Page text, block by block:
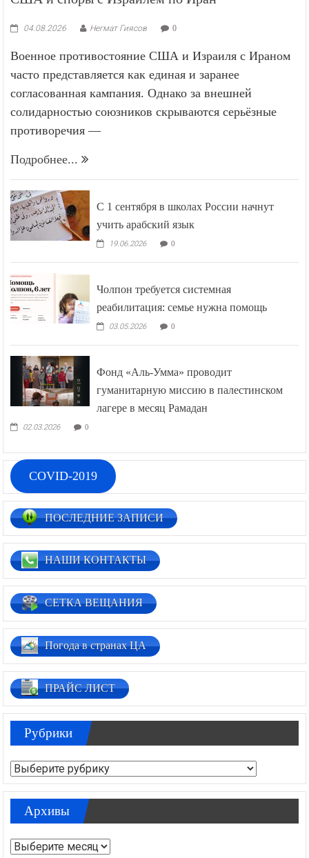
04.08.2026 Негмат Гиясов 0
Военное противостояние США и Израиля с Ираном
часто представляется как единая и заранее
согласованная кампания. Однако за внешней
солидарностью союзников скрываются серьёзные
противоречия —
Подробнее...
С 1 сентября в школах России начнут
учить арабский язык
19.06.2026 0
Чолпон требуется системная
реабилитация: семье нужна помощь
03.05.2026 0
Фонд «Аль-Умма» проводит
гуманитарную миссию в палестинском
лагере в месяц Рамадан
02.03.2026 0
COVID-2019
ПОСЛЕДНИЕ ЗАПИСИ
НАШИ КОНТАКТЫ
СЕТКА ВЕЩАНИЯ
Погода в странах ЦА
ПРАЙС ЛИСТ
Рубрики
Рубрики
Архивы
Архивы